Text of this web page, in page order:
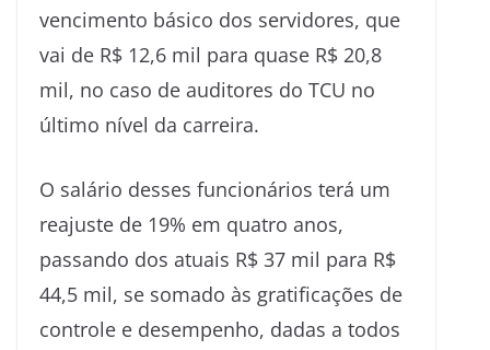
vencimento básico dos servidores, que
vai de R$ 12,6 mil para quase R$ 20,8
mil, no caso de auditores do TCU no
último nível da carreira.
O salário desses funcionários terá um
reajuste de 19% em quatro anos,
passando dos atuais R$ 37 mil para R$
44,5 mil, se somado às gratificações de
controle e desempenho, dadas a todos